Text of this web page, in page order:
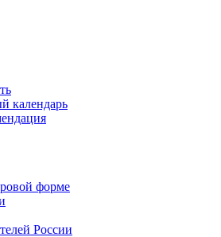
календарь
форме
России